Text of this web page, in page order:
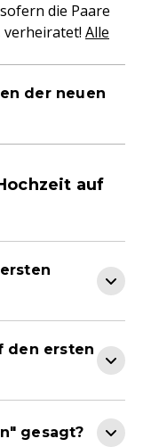
die Paare
verheiratet! Alle
der neuen
auf
den ersten
gesagt?